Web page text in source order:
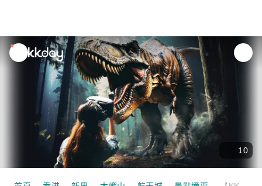
unread
notifications
10